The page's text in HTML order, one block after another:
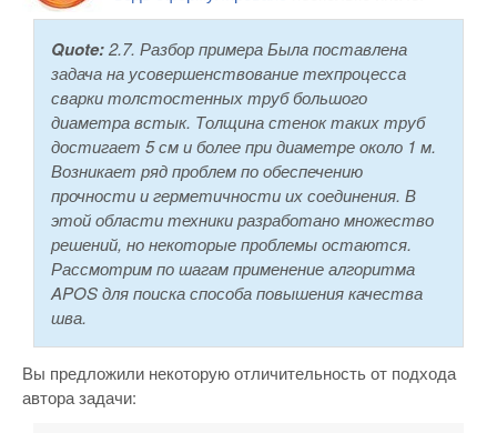
Quote:2.7. Разбор примера Была поставлена
задача на усовершенствование техпроцесса
сварки толстостенных труб большого
диаметра встык. Толщина стенок таких труб
достигает 5 см и более при диаметре около 1 м.
Возникает ряд проблем по обеспечению
прочности и герметичности их соединения. В
этой области техники разработано множество
решений, но некоторые проблемы остаются.
Рассмотрим по шагам применение алгоритма
APOS для поиска способа повышения качества
шва.
Вы предложили некоторую отличительность от подхода
автора задачи: